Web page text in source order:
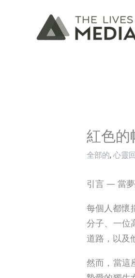
紅色的
全部的, 心靈
引言 ― 當
每個人都懷
分子、一位
道路，以及
然而，當這